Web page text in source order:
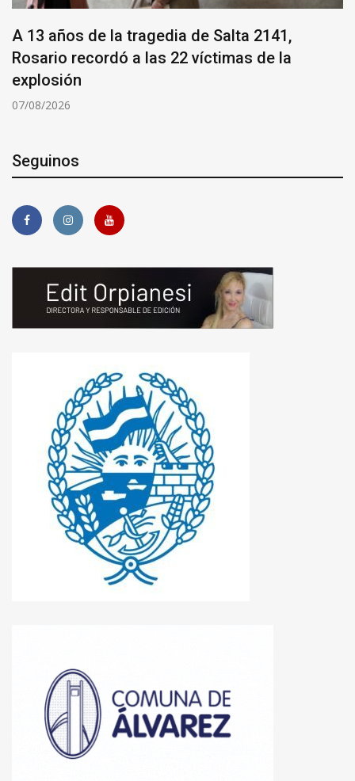
A 13 años de la tragedia de Salta 2141,
Rosario recordó a las 22 víctimas de la
explosión
07/08/2026
Seguinos